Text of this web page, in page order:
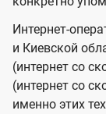
Интернет-
и Киевской
(интернет со
(интернет со
именно этих